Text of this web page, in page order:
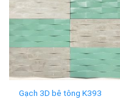
Gạch 3D bê tông K393